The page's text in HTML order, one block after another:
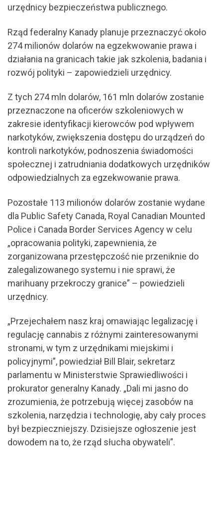
urzędnicy bezpieczeństwa publicznego.
Rząd federalny Kanady planuje przeznaczyć około
274 milionów dolarów na egzekwowanie prawa i
działania na granicach takie jak szkolenia, badania i
rozwój polityki – zapowiedzieli urzędnicy.
Z tych 274 mln dolarów, 161 mln dolarów zostanie
przeznaczone na oficerów szkoleniowych w
zakresie identyfikacji kierowców pod wpływem
narkotyków, zwiększenia dostępu do urządzeń do
kontroli narkotyków, podnoszenia świadomości
społecznej i zatrudniania dodatkowych urzędników
odpowiedzialnych za egzekwowanie prawa.
Pozostałe 113 milionów dolarów zostanie wydane
dla Public Safety Canada, Royal Canadian Mounted
Police i Canada Border Services Agency w celu
„opracowania polityki, zapewnienia, że
zorganizowana przestępczość nie przeniknie do
zalegalizowanego systemu i nie sprawi, że
marihuany przekroczy granice” – powiedzieli
urzędnicy.
„Przejechałem nasz kraj omawiając legalizację i
regulację cannabis z różnymi zainteresowanymi
stronami, w tym z urzędnikami miejskimi i
policyjnymi”, powiedział Bill Blair, sekretarz
parlamentu w Ministerstwie Sprawiedliwości i
prokurator generalny Kanady. „Dali mi jasno do
zrozumienia, że potrzebują więcej zasobów na
szkolenia, narzędzia i technologię, aby cały proces
był bezpieczniejszy. Dzisiejsze ogłoszenie jest
dowodem na to, że rząd słucha obywateli”.